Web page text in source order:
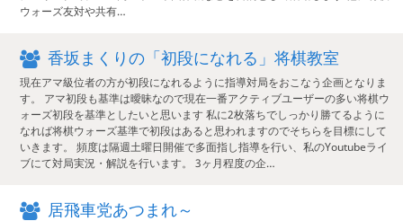
ウォーズ友対や共有…
香坂まくりの「初段になれる」将棋教室
現在アマ級位者の方が初段になれるように指導対局をおこなう企画となりま
す。 アマ初段も基準は曖昧なので現在一番アクティブユーザーの多い将棋ウ
ォーズ初段を基準としたいと思います 私に2枚落ちでしっかり勝てるように
なれば将棋ウォーズ基準で初段はあると思われますのでそちらを目標にして
いきます。 頻度は隔週土曜日開催で多面指し指導を行い、私のYoutubeライ
ブにて対局実況・解説を行います。 3ヶ月程度の企…
居飛車党あつまれ～